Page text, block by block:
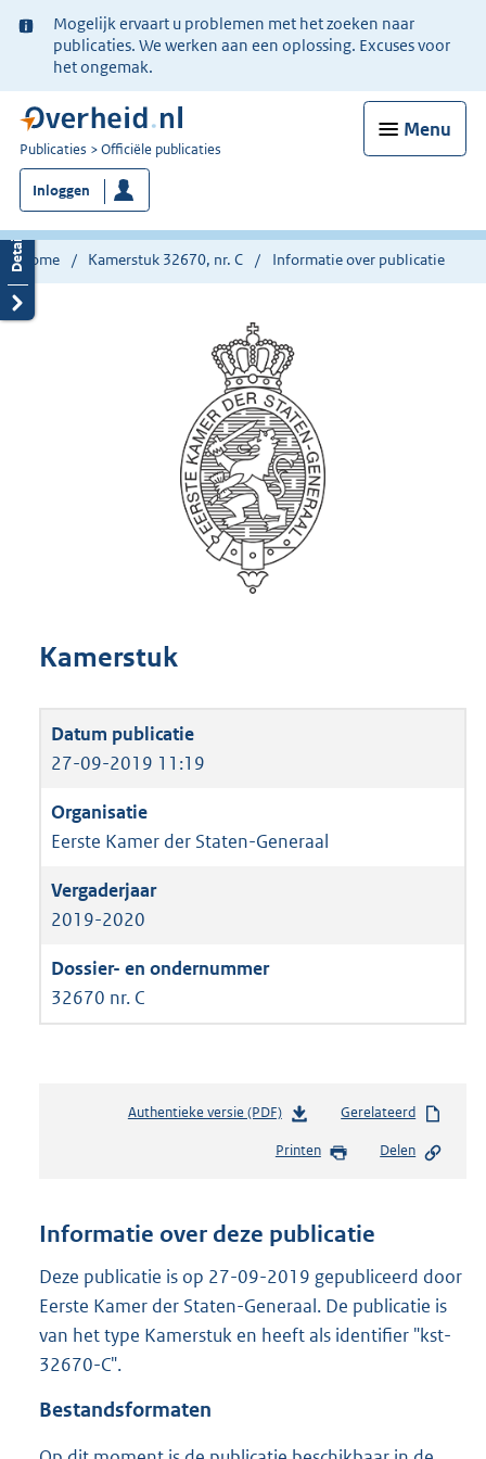
Ter
informatie:
Mogelijk ervaart u problemen met het zoeken naar
publicaties. We werken aan een oplossing. Excuses voor
het ongemak.
Menu
U
bent
nu
hier:
Publicaties Officiële publicaties
Inloggen
Home Kamerstuk 32670, nr. C Informatie over publicatie
Kamerstuk
27-09-2019 11:19
Eerste Kamer der Staten-Generaal
2019-2020
32670 nr. C
Authentieke versie (PDF)b
s
n
s
r
o
:
Gerelateerd
Printen Delen
Informatie over deze publicatie
Deze publicatie is op 27-09-2019 gepubliceerd door
Eerste Kamer der Staten-Generaal. De publicatie is
van het type Kamerstuk en heeft als identifier "kst-
32670-C".
Bestandsformaten